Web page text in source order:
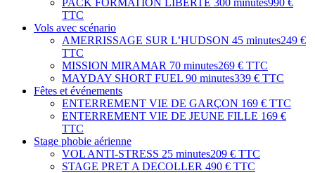
PACK FORMATION LIBERTÉ 300 minutes990 €
TTC
Vols avec scénario
AMERRISSAGE SUR L’HUDSON 45 minutes249 €
TTC
MISSION MIRAMAR 70 minutes269 € TTC
MAYDAY SHORT FUEL 90 minutes339 € TTC
Fêtes et événements
ENTERREMENT VIE DE GARÇON 169 € TTC
ENTERREMENT VIE DE JEUNE FILLE 169 €
TTC
Stage phobie aérienne
VOL ANTI-STRESS 25 minutes209 € TTC
STAGE PRET A DECOLLER 490 € TTC